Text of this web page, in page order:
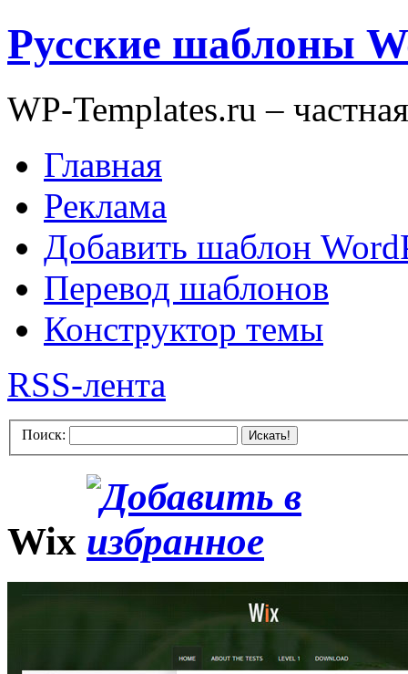
Русские шаблоны
WP-Templates.ru –
Главная
Реклама
Добавить шаблон
Перевод шаблонов
Конструктор темы
RSS-лента
Поиск: Искать!
Wix